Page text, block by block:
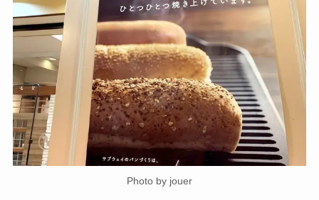
Photo by jouer